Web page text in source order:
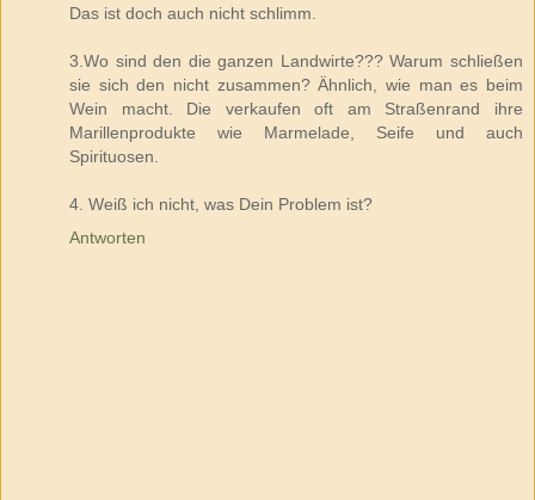
Das ist doch auch nicht schlimm.
3.Wo sind den die ganzen Landwirte??? Warum schließen
sie sich den nicht zusammen? Ähnlich, wie man es beim
Wein macht. Die verkaufen oft am Straßenrand ihre
Marillenprodukte wie Marmelade, Seife und auch
Spirituosen.
4. Weiß ich nicht, was Dein Problem ist?
Antworten